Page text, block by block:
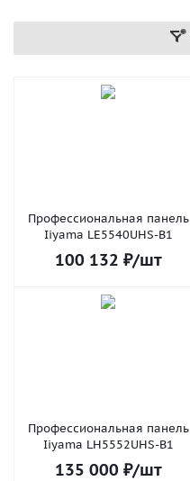
Профессиональная панель
Iiyama LE5540UHS-B1
100 132 ₽/шт
Профессиональная панель
Iiyama LH5552UHS-B1
135 000 ₽/шт